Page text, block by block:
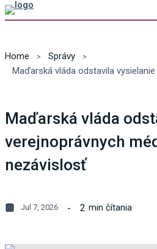
Home
Správy
Maďarská vláda
verejnoprávnych
nezávislosť
Jul 7, 2026 2 min čítania